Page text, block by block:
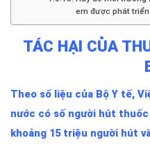
em được phát
TÁC HẠI CỦA
Theo số liệu của Bộ Y tế,
nước có số người hút
khoảng 15 triệu người hút